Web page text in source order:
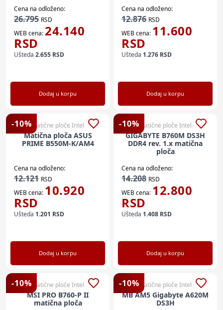
Cena na odloženo:
26.795 RSD
WEB cena: 24.140
RSD
Ušteda 2.655 RSD
Dodaj u korpu
Cena na odloženo:
12.876 RSD
WEB cena: 11.600
RSD
Ušteda 1.276 RSD
Dodaj u korpu
-10% Matične ploče Intel
Matična ploča ASUS
PRIME B550M-K/AM4
Cena na odloženo:
12.121 RSD
WEB cena: 10.920
RSD
Ušteda 1.201 RSD
Dodaj u korpu
-10% Matične ploče Intel
GIGABYTE B760M DS3H
DDR4 rev. 1.x matična
ploča
Cena na odloženo:
14.208 RSD
WEB cena: 12.800
RSD
Ušteda 1.408 RSD
Dodaj u korpu
-10% Matične ploče Intel
MSI PRO B760-P II
matična ploča
-10% Matične ploče Intel
MB AM5 Gigabyte A620M
DS3H